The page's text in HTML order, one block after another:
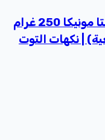
قهوة موكا المختصة كولومبية سانتا مونيكا 250 غرام
| نكهات التوت